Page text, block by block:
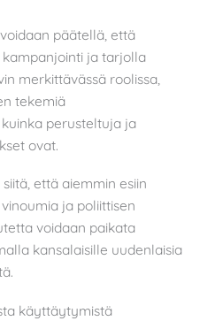
päätellä, että
ja tarjolla
merkittävässä roolissa,
tekemiä
perusteltuja ja
ovat.
että aiemmin esiin
ja poliittisen
voidaan paikata
kansalaisille uudenlaisia
käyttäytymistä